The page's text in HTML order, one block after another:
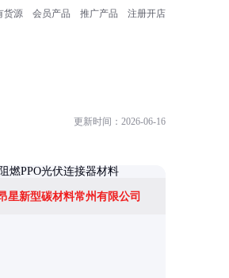
货源 会员产品 推广产品 注册开店
更新时间：2026-06-16
星新型碳材料常州有限公司